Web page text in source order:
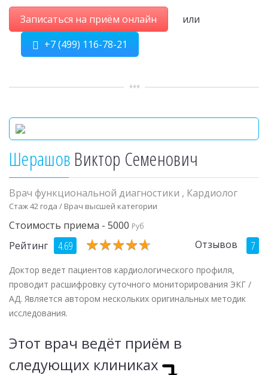
Записаться на приём онлайн
или
+7 (499) 116-78-21
Шерашов Виктор Семенович
Врач функциональной диагностики , Кардиолог
Стаж 42 года / Врач высшей категории
Стоимость приема - 5000 Руб
Рейтинг 4.69 ★★★★★
★★★★★ Отзывов 7
Доктор ведет пациентов кардиологического профиля,
проводит расшифровку суточного мониторирования ЭКГ /
АД. Является автором нескольких оригинальных методик
исследования.
Этот врач ведёт приём в
следующих клиниках